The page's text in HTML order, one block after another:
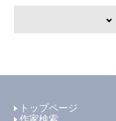
トップページ